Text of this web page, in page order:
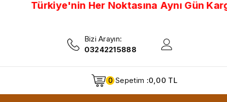
Türkiye'nin Her Noktasına Aynı Gün Kargo
Bizi Arayın:
03242215888
0 Sepetim :0,00 TL